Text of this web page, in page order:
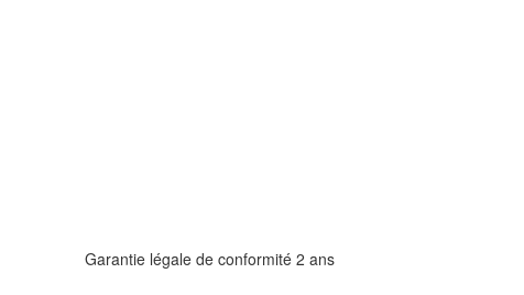
Garantie légale de conformité 2 ans